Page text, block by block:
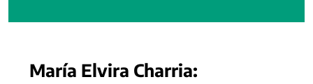
María Elvira Charria: